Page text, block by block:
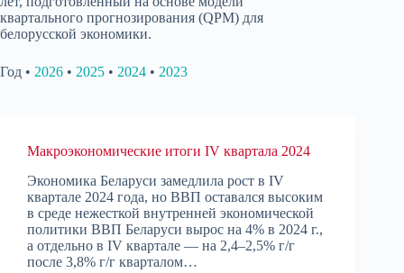
квартального прогнозирования (QPM) для
белорусской экономики.
Год • 2026 • 2025 • 2024 • 2023
Макроэкономические итоги IV квартала 2024
Экономика Беларуси замедлила рост в IV
квартале 2024 года, но ВВП оставался высоким
в среде нежесткой внутренней экономической
политики ВВП Беларуси вырос на 4% в 2024 г.,
а отдельно в IV квартале — на 2,4–2,5% г/г
после 3,8% г/г кварталом…